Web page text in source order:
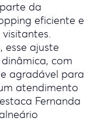
da
eficiente e
esse ajuste
com
agradável para
atendimento
Fernanda